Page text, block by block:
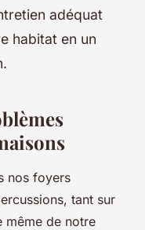
adéquat
habitat en un
nos foyers
tant sur
même de notre